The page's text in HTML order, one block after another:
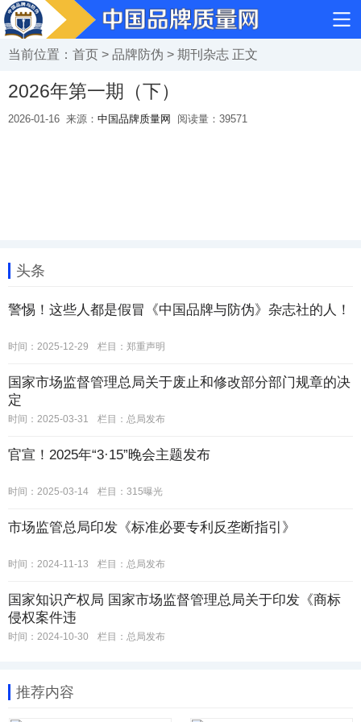
当前位置： 首页 > 品牌防伪 > 期刊杂志 正文
2026年第一期（下）
2026-01-16 来源： 中国品牌质量网 阅读量： 39571
头条
警惕！这些人都是假冒《中国品牌与防伪》杂志社的人！
时间：2025-12-29 栏目： 郑重声明
国家市场监督管理总局关于废止和修改部分部门规章的决
定
时间：2025-03-31 栏目： 总局发布
官宣！2025年“3·15”晚会主题发布
时间：2025-03-14 栏目： 315曝光
市场监管总局印发《标准必要专利反垄断指引》
时间：2024-11-13 栏目： 总局发布
国家知识产权局 国家市场监督管理总局关于印发《商标
侵权案件违
时间：2024-10-30 栏目： 总局发布
推荐内容